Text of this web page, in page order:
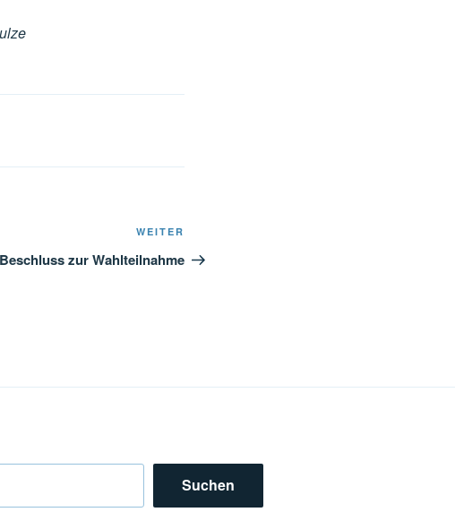
Beitrag
WEITER
zur Wahlteilnahme
Suchen